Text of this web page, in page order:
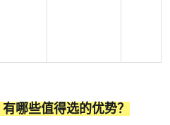
有哪些值得选的优势？